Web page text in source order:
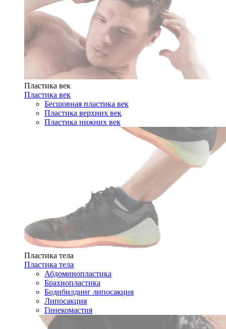
Пластика век
Пластика век
Бесшовная пластика век
Пластика верхних век
Пластика нижних век
Пластика тела
Пластика тела
Абдоминопластика
Брахиопластика
Бодибилдинг липосакция
Липосакция
Гинекомастия